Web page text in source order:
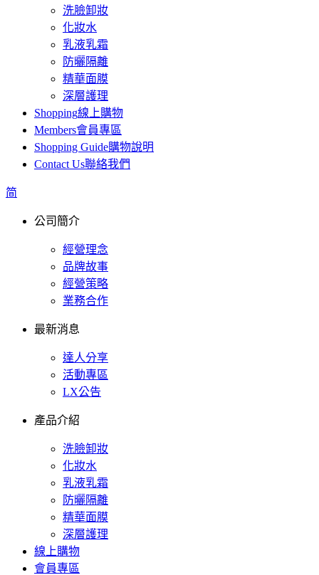
洗臉卸妝
化妝水
乳液乳霜
防曬隔離
精華面膜
深層護理
Shopping線上購物
Members會員專區
Shopping Guide購物說明
Contact Us聯絡我們
简
公司簡介
經營理念
品牌故事
經營策略
業務合作
最新消息
達人分享
活動專區
LX公告
產品介紹
洗臉卸妝
化妝水
乳液乳霜
防曬隔離
精華面膜
深層護理
線上購物
會員專區